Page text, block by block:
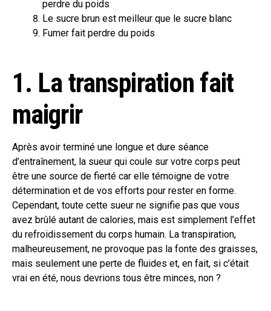
perdre du poids
Le sucre brun est meilleur que le sucre blanc
Fumer fait perdre du poids
1. La transpiration fait
maigrir
Après avoir terminé une longue et dure séance
d’entraînement, la sueur qui coule sur votre corps peut
être une source de fierté car elle témoigne de votre
détermination et de vos efforts pour rester en forme.
Cependant, toute cette sueur ne signifie pas que vous
avez brûlé autant de calories, mais est simplement l’effet
du refroidissement du corps humain. La transpiration,
malheureusement, ne provoque pas la fonte des graisses,
mais seulement une perte de fluides et, en fait, si c’était
vrai en été, nous devrions tous être minces, non ?